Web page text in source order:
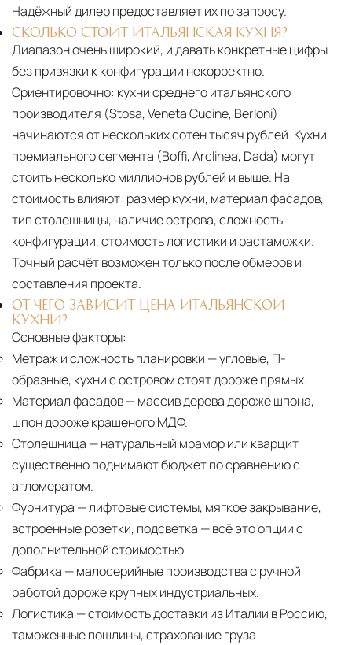
Надёжный дилер предоставляет их по запросу.
СКОЛЬКО СТОИТ ИТАЛЬЯНСКАЯ КУХНЯ?
Диапазон очень широкий, и давать конкретные цифры
без привязки к конфигурации некорректно.
Ориентировочно: кухни среднего итальянского
производителя (Stosa, Veneta Cucine, Berloni)
начинаются от нескольких сотен тысяч рублей. Кухни
премиального сегмента (Boffi, Arclinea, Dada) могут
стоить несколько миллионов рублей и выше. На
стоимость влияют: размер кухни, материал фасадов,
тип столешницы, наличие острова, сложность
конфигурации, стоимость логистики и растаможки.
Точный расчёт возможен только после обмеров и
составления проекта.
ОТ ЧЕГО ЗАВИСИТ ЦЕНА ИТАЛЬЯНСКОЙ
КУХНИ?
Основные факторы:
Метраж и сложность планировки — угловые, П-
образные, кухни с островом стоят дороже прямых.
Материал фасадов— массив дерева дороже шпона,
шпон дороже крашеного МДФ.
Столешница — натуральный мрамор или кварцит
существенно поднимают бюджет по сравнению с
агломератом.
Фурнитура — лифтовые системы, мягкое закрывание,
встроенные розетки, подсветка — всё это опции с
дополнительной стоимостью.
Фабрика — малосерийные производства с ручной
работой дороже крупных индустриальных.
Логистика — стоимость доставки из Италии в Россию,
таможенные пошлины, страхование груза.